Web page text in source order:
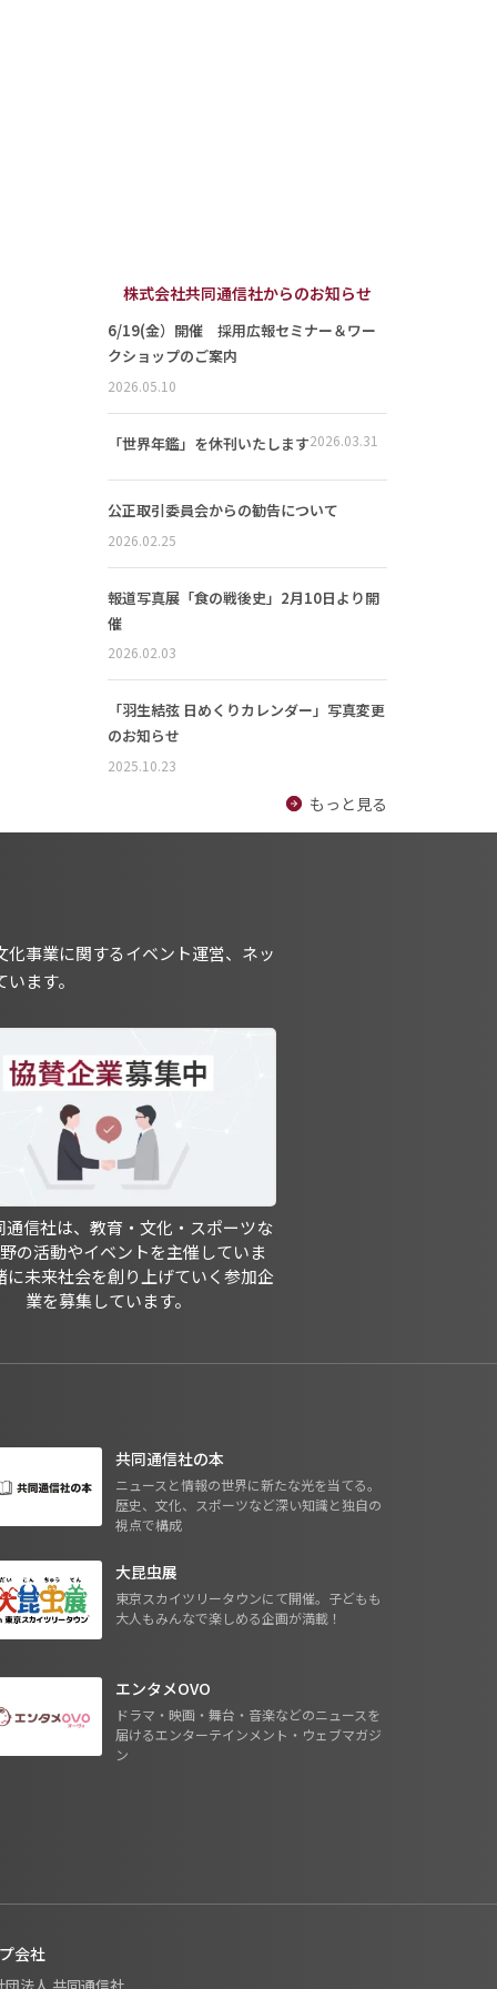
株式会社共同通信社からのお知らせ
6/19(金）開催 採用広報セミナー＆ワー
クショップのご案内
2026.05.10
「世界年鑑」を休刊いたします2026.03.31
公正取引委員会からの勧告について
2026.02.25
報道写真展「食の戦後史」2月10日より開
催
2026.02.03
「羽生結弦 日めくりカレンダー」写真変更
のお知らせ
2025.10.23
もっと見る
事業に関するイベント運営、ネッ
ます。
通信社は、教育・文化・スポーツな
の活動やイベントを主催していま
に未来社会を創り上げていく参加企
業を募集しています。
共同通信社の本
ニュースと情報の世界に新たな光を当てる。
歴史、文化、スポーツなど深い知識と独自の
視点で構成
大昆虫展
東京スカイツリータウンにて開催。子どもも
大人もみんなで楽しめる企画が満載！
エンタメOVO
ドラマ・映画・舞台・音楽などのニュースを
届けるエンターテインメント・ウェブマガジ
ン
会社